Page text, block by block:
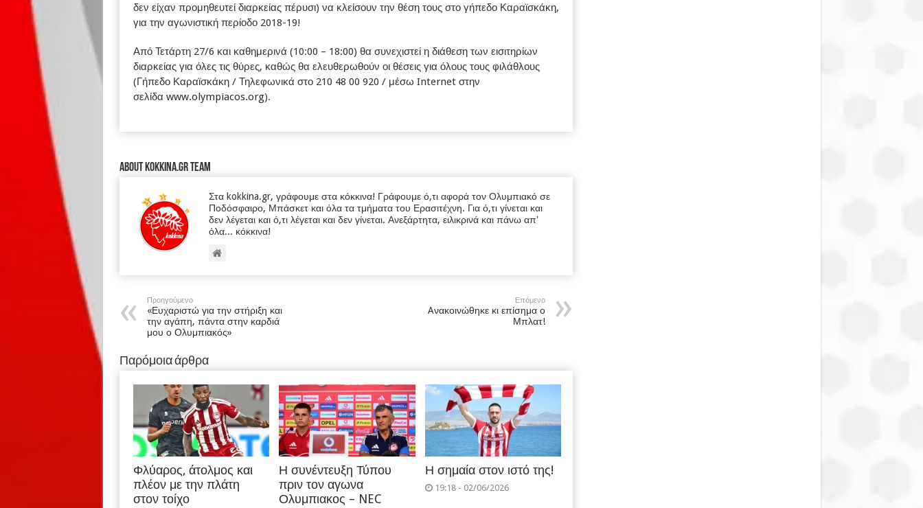
δεν είχαν προμηθευτεί διαρκείας πέρυσι) να κλείσουν την θέση τους στο γήπεδο Καραϊσκάκη,
για την αγωνιστική περίοδο 2018-19!
Από Τετάρτη 27/6 και καθημερινά (10:00 – 18:00) θα συνεχιστεί η διάθεση των εισιτηρίων
διαρκείας για όλες τις θύρες, καθώς θα ελευθερωθούν οι θέσεις για όλους τους φιλάθλους
(Γήπεδο Καραϊσκάκη / Τηλεφωνικά στο 210 48 00 920 / μέσω Internet στην
σελίδα www.olympiacos.org).
About kokkina.gr TEAM
Στα kokkina.gr, γράφουμε στα κόκκινα! Γράφουμε ό,τι αφορά τον Ολυμπιακό σε
Ποδόσφαιρο, Μπάσκετ και όλα τα τμήματα του Ερασιτέχνη. Για ό,τι γίνεται και
δεν λέγεται και ό,τι λέγεται και δεν γίνεται. Ανεξάρτητα, ειλικρινά και πάνω απ'
όλα... κόκκινα!
Προηγούμενο
«Ευχαριστώ για την στήριξη και
την αγάπη, πάντα στην καρδιά
μου ο Ολυμπιακός»
Επόμενο
Aνακοινώθηκε κι επίσημα ο
Μπλατ!
Παρόμοια άρθρα
Φλύαρος, άτολμος και
πλέον με την πλάτη
στον τοίχο
Η συνέντευξη Τύπου
πριν τον αγωνα
Ολυμπιακος – NEC
Η σημαία στον ιστό της!
19:18 - 02/06/2026